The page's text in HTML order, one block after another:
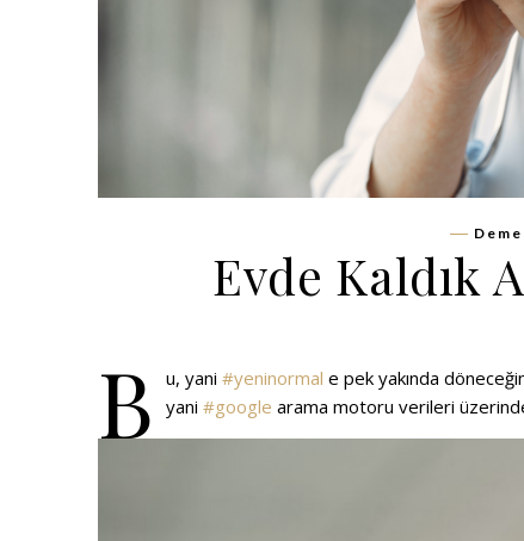
Evde Kaldık
B u, yani #yeninormal e pek yakında
yani #google arama motoru verileri